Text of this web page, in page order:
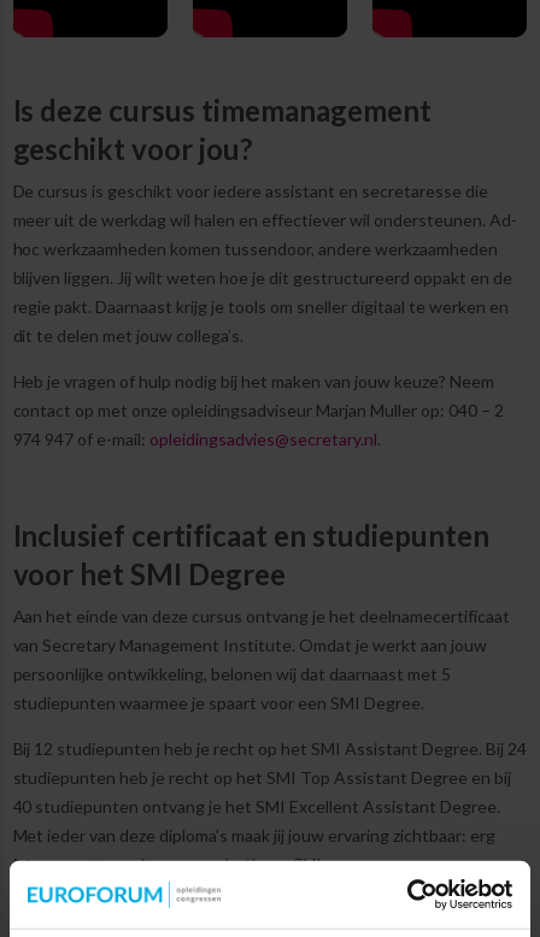
Is deze cursus timemanagement
geschikt voor jou?
De cursus is geschikt voor iedere assistant en secretaresse die
meer uit de werkdag wil halen en effectiever wil ondersteunen. Ad-
hoc werkzaamheden komen tussendoor, andere werkzaamheden
blijven liggen. Jij wilt weten hoe je dit gestructureerd oppakt en de
regie pakt. Daarnaast krijg je tools om sneller digitaal te werken en
dit te delen met jouw collega’s.
Heb je vragen of hulp nodig bij het maken van jouw keuze? Neem
contact op met onze opleidingsadviseur Marjan Muller op: 040 – 2
974 947 of e-mail: opleidingsadvies@secretary.nl.
Inclusief certificaat en studiepunten
voor het SMI Degree
Aan het einde van deze cursus ontvang je het deelnamecertificaat
van Secretary Management Institute. Omdat je werkt aan jouw
persoonlijke ontwikkeling, belonen wij dat daarnaast met 5
studiepunten waarmee je spaart voor een SMI Degree.
Bij 12 studiepunten heb je recht op het SMI Assistant Degree. Bij 24
studiepunten heb je recht op het SMI Top Assistant Degree en bij
40 studiepunten ontvang je het SMI Excellent Assistant Degree.
Met ieder van deze diploma's maak jij jouw ervaring zichtbaar: erg
interessant voor jouw organisatie en CV!